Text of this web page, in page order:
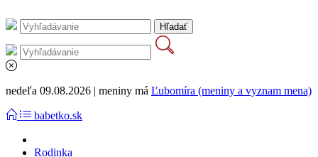
nedeľa 09.08.2026 | meniny má Ľubomíra (meniny a vyznam mena)
babetko.sk
Rodinka